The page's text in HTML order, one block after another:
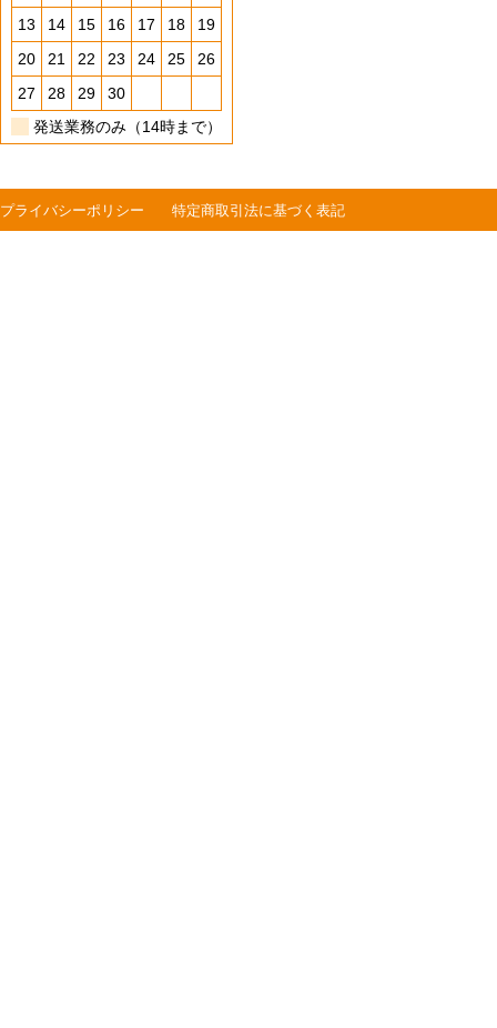
13
14 15 16 17 18
19
20
21 22 23 24 25
26
27
28 29
30
発送業務のみ（14時まで）
プライバシーポリシー 特定商取引法に基づく表記